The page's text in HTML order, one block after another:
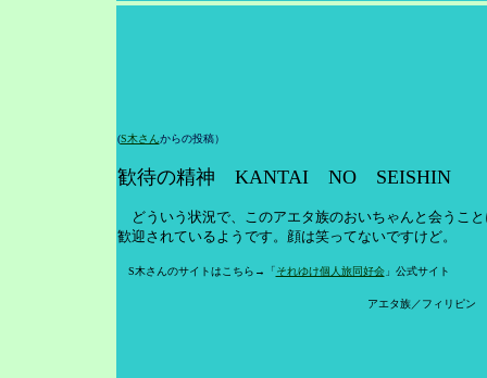
(S木さんからの投稿）
歓待の精神 KANTAI NO SEISHIN
どういう状況で、このアエタ族のおいちゃんと会うこ
歓迎されているようです。顔は笑ってないですけど。
S木さんのサイトはこちら→「それゆけ個人旅同好会」公式サイト
アエタ族／フィリピン